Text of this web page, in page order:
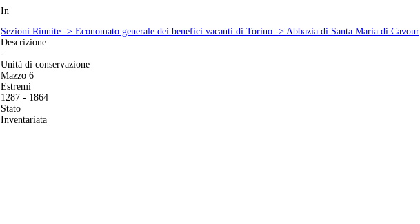
In
Sezioni Riunite -> Economato generale dei benefici vacanti di Torino -> Abbazia di Santa Maria di Cavour
Descrizione
-
Unità di conservazione
Mazzo 6
Estremi
1287 - 1864
Stato
Inventariata